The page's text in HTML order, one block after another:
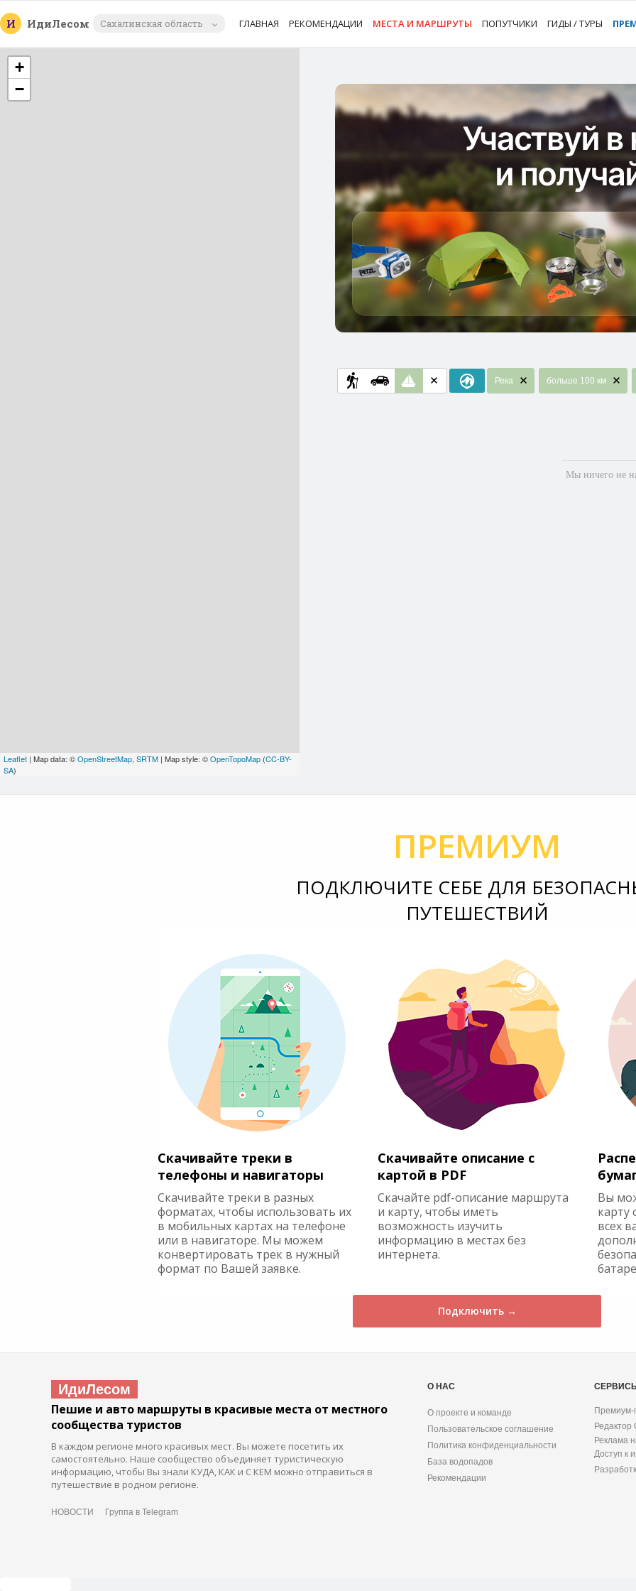
И ИдиЛесом Сахалинская область ГЛАВНАЯ РЕКОМЕНДАЦИИ МЕСТА И МАРШРУТЫ ПОПУТЧИКИ ГИДЫ / ТУРЫ
+
−
Leaflet | Map data: ©OpenStreetMap, SRTM | Map style: ©OpenTopoMap (CC-BY-
SA)
Река больше 100 км
Мы ничего не
ПРЕМИУМ
ПОДКЛЮЧИТЕ СЕБЕ ДЛЯ
ПУТЕШЕСТВИЙ
Скачивайте треки в
телефоны и навигаторы
Скачивайте треки в разных
форматах, чтобы использовать их
в мобильных картах на телефоне
или в навигаторе. Мы можем
конвертировать трек в нужный
формат по Вашей заявке.
Скачивайте описание с
картой в PDF
Скачайте pdf-описание маршрута
и карту, чтобы иметь
возможность изучить
информацию в местах без
интернета.
Вы
карту
всех
Подключить →
ИдиЛесом
Пешие и авто маршруты в красивые места от местного
сообщества туристов
В каждом регионе много красивых мест. Вы можете посетить их
самостоятельно. Наше сообщество объединяет туристическую
информацию, чтобы Вы знали КУДА, КАК и С КЕМ можно отправиться в
путешествие в родном регионе.
НОВОСТИ Группа в Telegram
О НАС
О проекте и команде
Пользовательское соглашение
Политика конфиденциальности
База водопадов
Рекомендации
Премиум-
Редактор
Реклама
Доступ к